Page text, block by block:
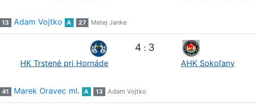
13 Adam Vojtko A 27 Matej Janke
HK Trstené pri Hornáde
4 : 3
AHK Sokoľany
41 Marek Oravec ml. A 13 Adam Vojtko